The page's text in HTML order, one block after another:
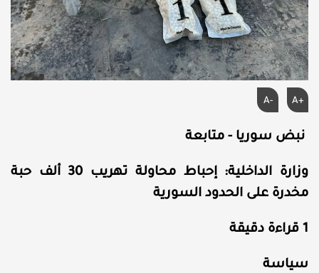
A+
A-
نبض سوريا - متابعة
وزارة الداخلية: إحباط محاولة تهريب 30 ألف حبة
مخدرة على الحدود السورية
1 قراءة دقيقة
سياسة